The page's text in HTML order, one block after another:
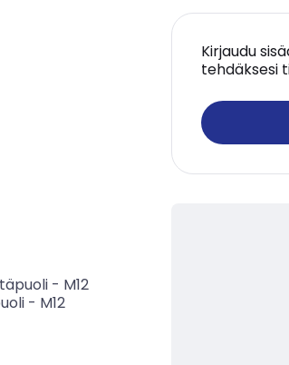
Kirjaudu
tehdäksesi
- M12
- M12